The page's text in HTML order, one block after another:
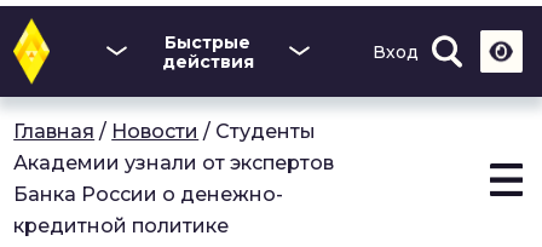
Перейти
основному
содержанию
Быстрые
действия
Вход
Главная / Новости / Студенты
Академии узнали от экспертов
Банка России о денежно-
кредитной политике